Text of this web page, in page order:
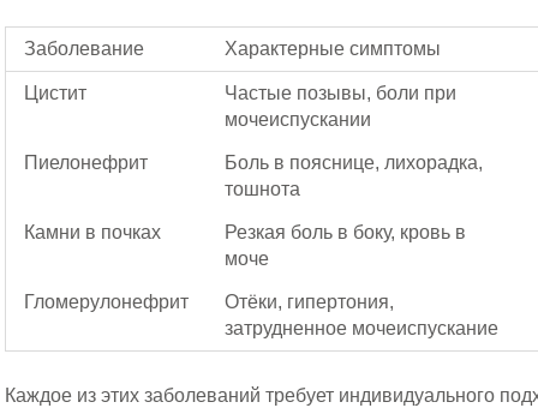
Заболевание Характерные симптомы
Цистит
Частые позывы, боли при
мочеиспускании
Пиелонефрит
Боль в пояснице, лихорадка,
тошнота
Камни в почках
Резкая боль в боку, кровь в
моче
Гломерулонефрит
Отёки, гипертония,
затрудненное мочеиспускание
Каждое из этих заболеваний требует индивидуального